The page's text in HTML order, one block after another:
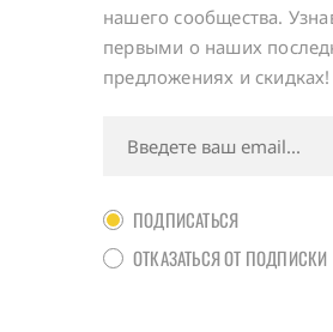
нашего сообщества.
первыми о наших
предложениях и скидках!
ПОДПИСАТЬСЯ
ОТКАЗАТЬСЯ ОТ ПОДПИСКИ